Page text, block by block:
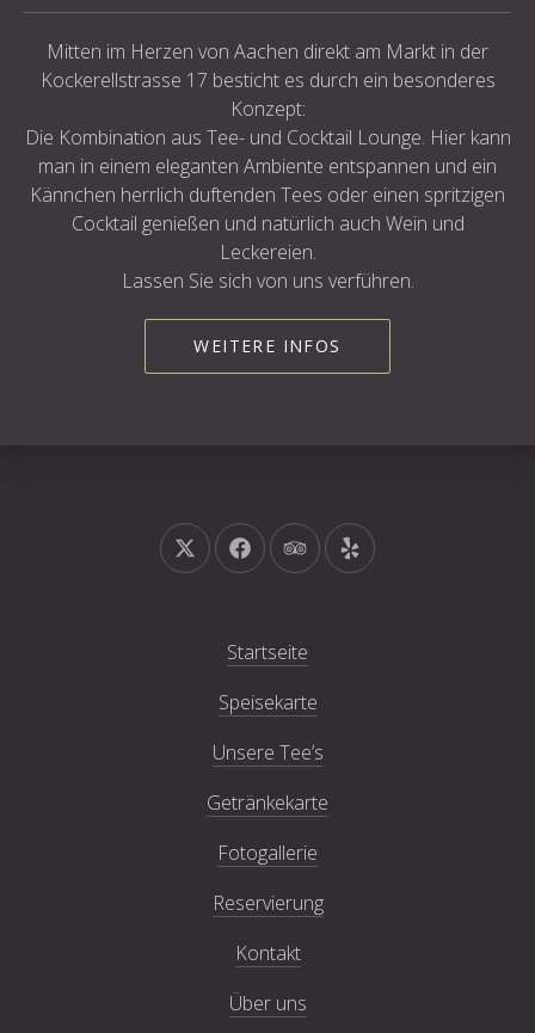
Mitten im Herzen von Aachen direkt am Markt in der
Kockerellstrasse 17 besticht es durch ein besonderes
Konzept:
Die Kombination aus Tee- und Cocktail Lounge. Hier kann
man in einem eleganten Ambiente entspannen und ein
Kännchen herrlich duftenden Tees oder einen spritzigen
Cocktail genießen und natürlich auch Wein und
Leckereien.
Lassen Sie sich von uns verführen.
WEITERE INFOS
Neues Fenster
Neues Fenster
Neues FensterNeues Fenster
Startseite
Speisekarte
Unsere Tee’s
Getränkekarte
Fotogallerie
Reservierung
Kontakt
Über uns